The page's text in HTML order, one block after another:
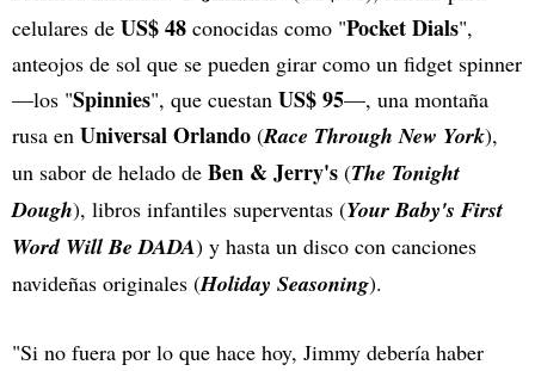
celulares de US$ 48 conocidas como "Pocket Dials",
anteojos de sol que se pueden girar como un fidget spinner
—los "Spinnies", que cuestan US$ 95—, una montaña
rusa en Universal Orlando (Race Through New York),
un sabor de helado de Ben & Jerry's (The Tonight
Dough), libros infantiles superventas (Your Baby's First
Word Will Be DADA) y hasta un disco con canciones
navideñas originales (Holiday Seasoning).
"Si no fuera por lo que hace hoy, Jimmy debería haber